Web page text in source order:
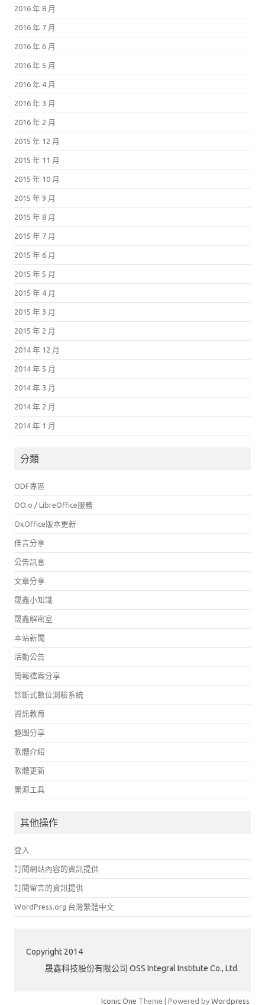
2016 年 8 月
2016 年 7 月
2016 年 6 月
2016 年 5 月
2016 年 4 月
2016 年 3 月
2016 年 2 月
2015 年 12 月
2015 年 11 月
2015 年 10 月
2015 年 9 月
2015 年 8 月
2015 年 7 月
2015 年 6 月
2015 年 5 月
2015 年 4 月
2015 年 3 月
2015 年 2 月
2014 年 12 月
2014 年 5 月
2014 年 3 月
2014 年 2 月
2014 年 1 月
分類
ODF專區
OO.o / LibreOffice服務
OxOffice版本更新
佳言分享
公告訊息
文章分享
晟鑫小知識
晟鑫解密室
本站新聞
活動公告
簡報檔案分享
診斷式數位測驗系統
資訊教育
趣圖分享
軟體介紹
軟體更新
開源工具
其他操作
登入
訂閱網站內容的資訊提供
訂閱留言的資訊提供
WordPress.org 台灣繁體中文
Copyright 2014
晟鑫科技股份有限公司 OSS Integral Institute Co., Ltd.
Iconic One Theme | Powered by Wordpress